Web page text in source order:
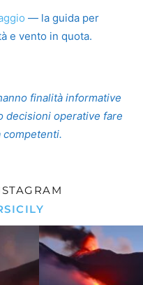
— la guida per
e vento in quota.
finalità informative
decisioni operative fare